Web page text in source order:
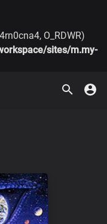
O_RDWR)
sites/m.my-